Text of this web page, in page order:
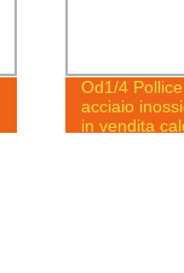
Od1/4
acciaio
in vendita